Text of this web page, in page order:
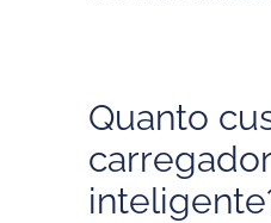
Quanto
carregador